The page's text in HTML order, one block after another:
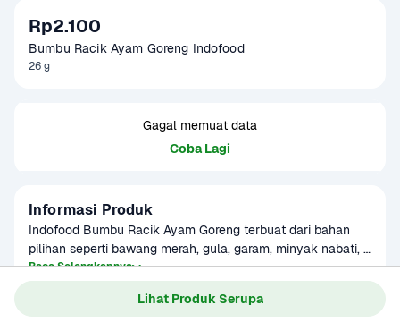
Lihat Produk Serupa
Rp2.100
Bumbu Racik Ayam Goreng Indofood
26 g
Gagal memuat data
Coba Lagi
Informasi Produk
Indofood Bumbu Racik Ayam Goreng terbuat dari bahan
pilihan seperti bawang merah, gula, garam, minyak nabati,
bawang putih, daun serai, daun salam. Diproses secara
higienis, menghasilkan rasa yang nikmat seperti cita rasa
Baca Selengkapnya
Kategori
Bumbu & Saus
3-8 bulan